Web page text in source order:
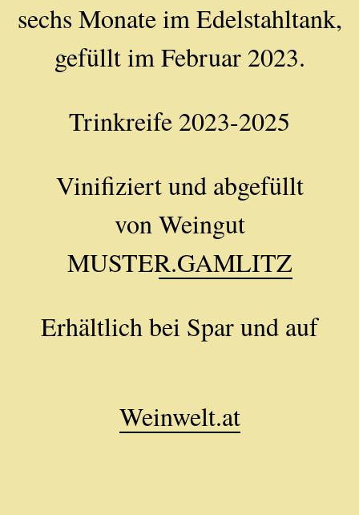
sechs Monate im Edelstahltank,
gefüllt im Februar 2023.
Trinkreife 2023-2025
Vinifiziert und abgefüllt
vonWeingut
MUSTER.GAMLITZ
Erhältlich bei Spar und auf
Weinwelt.at